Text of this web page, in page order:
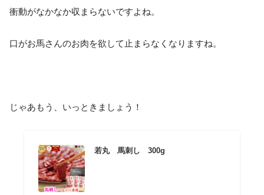
衝動がなかなか収まらないですよね。
口がお馬さんのお肉を欲して止まらなくなりますね。
じゃあもう、いっときましょう！
若丸 馬刺し 300g